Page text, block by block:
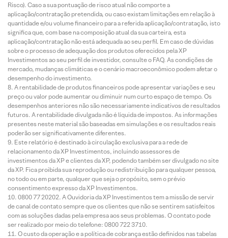
Risco). Caso a sua pontuação de risco atual não comporte a
aplicação/contratação pretendida, ou caso existam limitações em relação à
quantidade e/ou volume financeiro para a referida aplicação/contratação, isto
significa que, com base na composição atual da sua carteira, esta
aplicação/contratação não está adequada ao seu perfil. Em caso de dúvidas
sobre o processo de adequação dos produtos oferecidos pela XP
Investimentos ao seu perfil de investidor, consulte o FAQ. As condições de
mercado, mudanças climáticas e o cenário macroeconômico podem afetar o
desempenho do investimento.
A rentabilidade de produtos financeiros pode apresentar variações e seu
preço ou valor pode aumentar ou diminuir num curto espaço de tempo. Os
desempenhos anteriores não são necessariamente indicativos de resultados
futuros. A rentabilidade divulgada não é líquida de impostos. As informações
presentes neste material são baseadas em simulações e os resultados reais
poderão ser significativamente diferentes.
Este relatório é destinado à circulação exclusiva para a rede de
relacionamento da XP Investimentos, incluindo assessores de
investimentos da XP e clientes da XP, podendo também ser divulgado no site
da XP. Fica proibida sua reprodução ou redistribuição para qualquer pessoa,
no todo ou em parte, qualquer que seja o propósito, sem o prévio
consentimento expresso da XP Investimentos.
0800 77 20202. A Ouvidoria da XP Investimentos tem a missão de servir
de canal de contato sempre que os clientes que não se sentirem satisfeitos
com as soluções dadas pela empresa aos seus problemas. O contato pode
ser realizado por meio do telefone: 0800 722 3710.
O custo da operação e a política de cobrança estão definidos nas tabelas